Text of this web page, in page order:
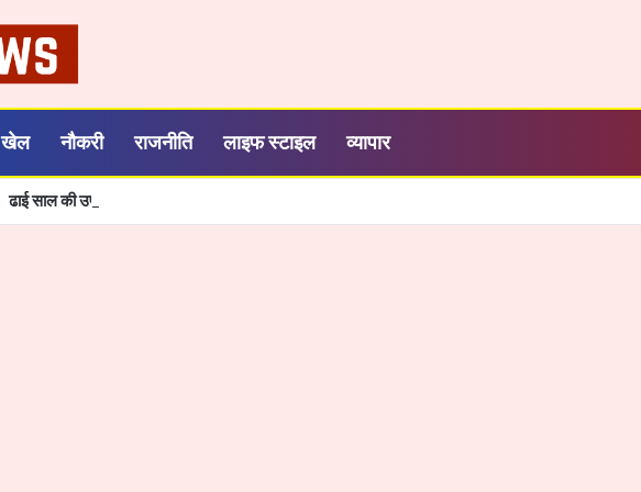
खेल नौकरी राजनीति लाइफ स्टाइल व्यापार
ढाई साल की उपलब्धियाँ- छत्तीसगढ़ का श्रमिक कल्याण के क्षेत्र में नई पहचान